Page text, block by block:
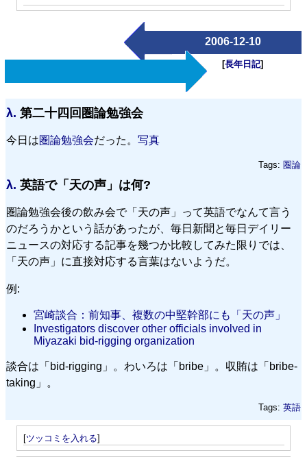
2006-12-10
[長年日記]
λ. 第二十四回圏論勉強会
今日は圏論勉強会だった。 写真
Tags: 圏論
λ. 英語で「天の声」は何?
圏論勉強会後の飲み会で「天の声」って英語でなんて言う
のだろうかという話があったが、毎日新聞と毎日デイリー
ニュースの対応する記事を幾つか比較してみた限りでは、
「天の声」に直接対応する言葉はないようだ。
例:
宮崎談合：前知事、複数の中堅幹部にも「天の声」
Investigators discover other officials involved in
Miyazaki bid-rigging organization
談合は「bid-rigging」。わいろは「bribe」。収賄は「bribe-
taking」。
Tags: 英語
[ツッコミを入れる]